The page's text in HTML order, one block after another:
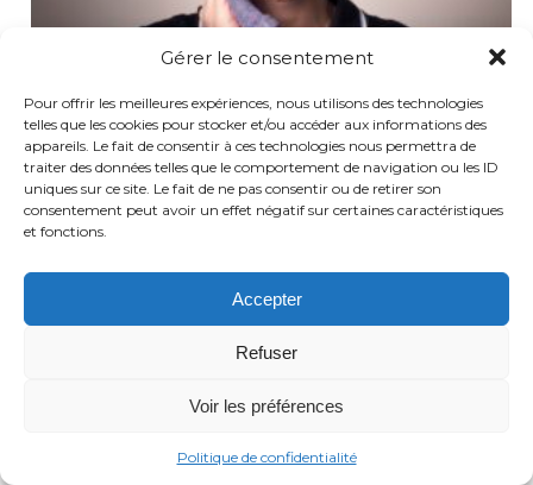
Gérer le consentement
Pour offrir les meilleures expériences, nous utilisons des technologies
telles que les cookies pour stocker et/ou accéder aux informations des
appareils. Le fait de consentir à ces technologies nous permettra de
traiter des données telles que le comportement de navigation ou les ID
uniques sur ce site. Le fait de ne pas consentir ou de retirer son
consentement peut avoir un effet négatif sur certaines caractéristiques
et fonctions.
Accepter
Refuser
Voir les préférences
Politique de confidentialité
Douleurs de la mâchoire : mythes sur la gouttière ATM